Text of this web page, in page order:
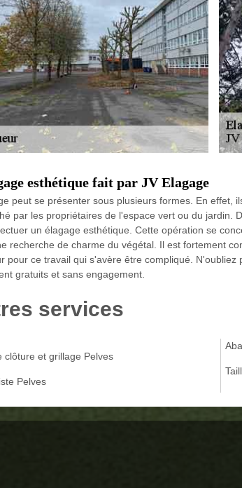
esthétique fait par JV Elagage
peut se présenter sous plusieurs formes. En effet,
par les propriétaires de l'espace vert ou du jardin.
un élagage esthétique. Cette opération se
recherche de charme du végétal. Il est fortement
pour ce travail qui s'avère être compliqué.
gratuits et sans engagement.
services
clôture et grillage Pelves
Pelves